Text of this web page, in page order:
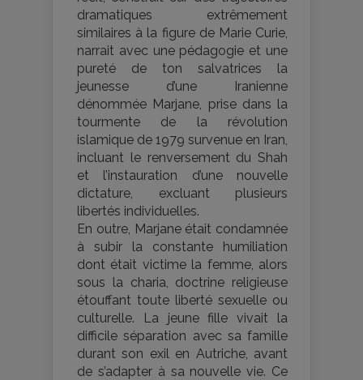
dramatiques extrêmement
similaires à la figure de Marie Curie,
narrait avec une pédagogie et une
pureté de ton salvatrices la
jeunesse d’une Iranienne
dénommée Marjane, prise dans la
tourmente de la révolution
islamique de 1979 survenue en Iran,
incluant le renversement du Shah
et l’instauration d’une nouvelle
dictature, excluant plusieurs
libertés individuelles.
En outre, Marjane était condamnée
à subir la constante humiliation
dont était victime la femme, alors
sous la charia, doctrine religieuse
étouffant toute liberté sexuelle ou
culturelle. La jeune fille vivait la
difficile séparation avec sa famille
durant son exil en Autriche, avant
de s’adapter à sa nouvelle vie. Ce